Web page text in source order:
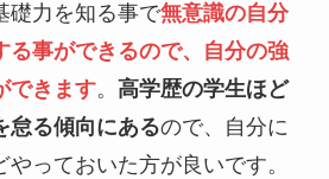
礎力を知る事で無意識の自分
る事ができるので、自分の強
できます。 高学歴の学生ほど
怠る傾向にあるので、自分に
っておいた方が良いです。